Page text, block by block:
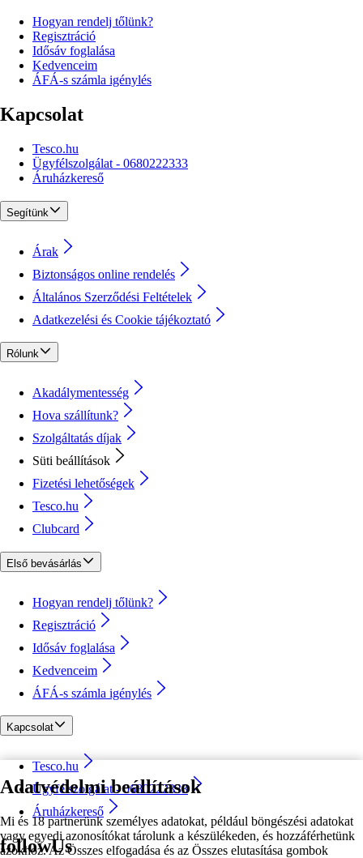
Adatvédelmi beállítások
Mi és 18 partnerünk személyes adatokat, például böngészési adatokat
vagy egyedi azonosítókat tárolunk a készülékeden, és hozzáférhetünk
azokhoz. Az Összes elfogadása és az Összes elutasítása gombok
Hogyan rendelj tőlünk?
Regisztráció
Idősáv foglalása
Kedvenceim
ÁFÁ-s számla igénylés
Kapcsolat
Tesco.hu
Ügyfélszolgálat - 0680222333
Áruházkereső
Segítünk
Árak
Biztonságos online rendelés
Általános Szerződési Feltételek
Adatkezelési és Cookie tájékoztató
Rólunk
Akadálymentesség
Hova szállítunk?
Szolgáltatás díjak
Süti beállítások
Fizetési lehetőségek
Tesco.hu
Clubcard
Első bevásárlás
Hogyan rendelj tőlünk?
Regisztráció
Idősáv foglalása
Kedvenceim
ÁFÁ-s számla igénylés
Kapcsolat
Tesco.hu
Ügyfélszolgálat - 0680222333
Áruházkereső
followUs